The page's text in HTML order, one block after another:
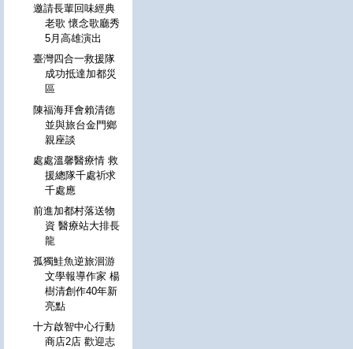
邀請長輩回味經典
老歌 懷念歌廳秀
5月高雄演出
臺灣四合一救援隊
成功抵達加都災
區
陳福海拜會賴清德
並與旅台金門鄉
親座談
處處溫馨醫療情 救
援總隊千處祈求
千處應
前進加都村落送物
資 醫療站大排長
龍
孤獨鮭魚逆旅洄游
文學報導作家 楊
樹清創作40年新
亮點
十方啟智中心行動
商店2店 歡迎志